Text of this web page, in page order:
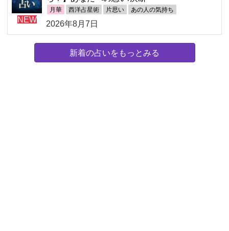
NEW
月華 西洋占星術 片思い あの人の気持ち
2026年8月7日
新着の占いをもっとみる